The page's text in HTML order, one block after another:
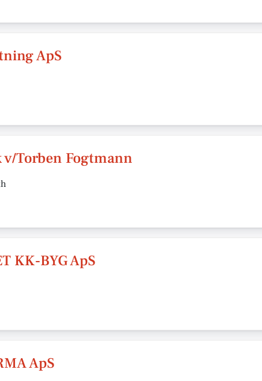
ApS
Torben Fogtmann
KK-BYG ApS
ApS